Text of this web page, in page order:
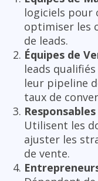
logiciels pour
optimiser les
de leads.
Équipes de
leads
leur pipeline
taux de
Utilisent les
ajuster les
de vente.